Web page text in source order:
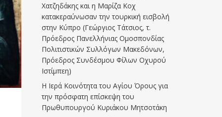
Χατζηδάκης και η Μαρίζα Κοχ
κατακεραύνωσαν την τουρκική εισβολή
στην Κύπρο (Γεώργιος Τάτσιος, τ.
Πρόεδρος Πανελλήνιας Ομοσπονδίας
Πολιτιστικών Συλλόγων Μακεδόνων,
Πρόεδρος Συνδέσμου Φίλων Οχυρού
Ιστίμπεη)
Η Ιερά Κοινότητα του Αγίου Όρους για
την πρόσφατη επίσκεψη του
Πρωθυπουργού Κυριάκου Μητσοτάκη